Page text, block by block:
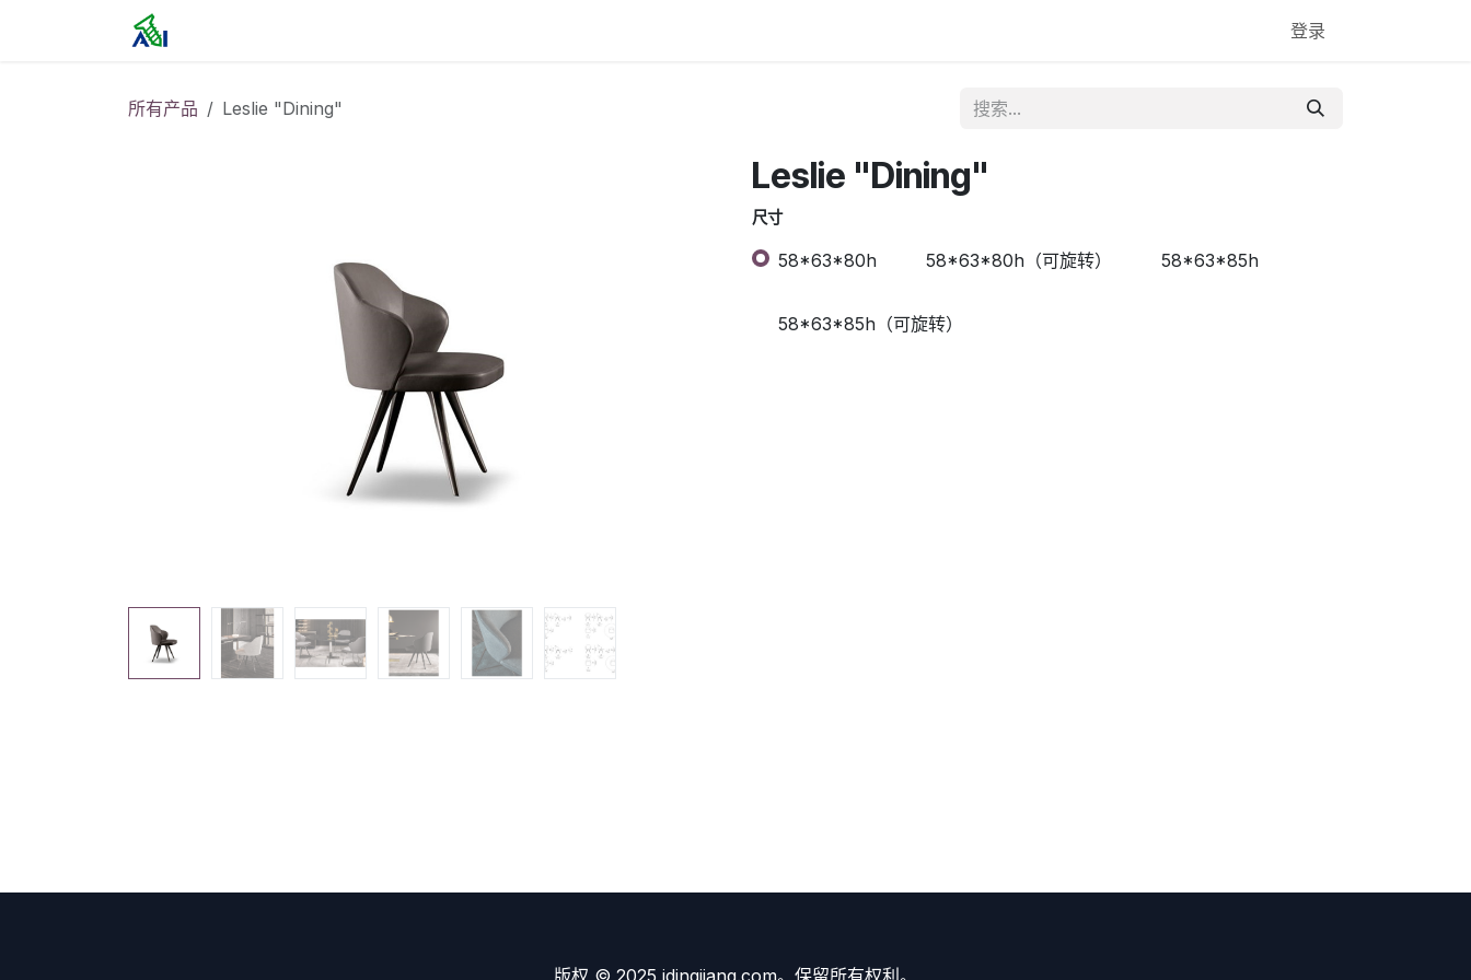
登录
所有产品 Leslie "Dining"
Leslie "Dining"
尺寸
58*63*80h 58*63*80h（可旋转） 58*63*85h
58*63*85h（可旋转）
版权 © 2025 idingjiang.com。保留所有权利。